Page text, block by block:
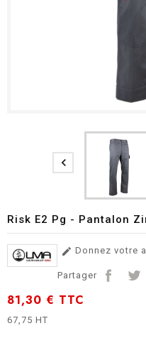

Risk E2 Pg - Pantalon
 Donnez votre
Partager
81,30 € TTC
67,75 HT